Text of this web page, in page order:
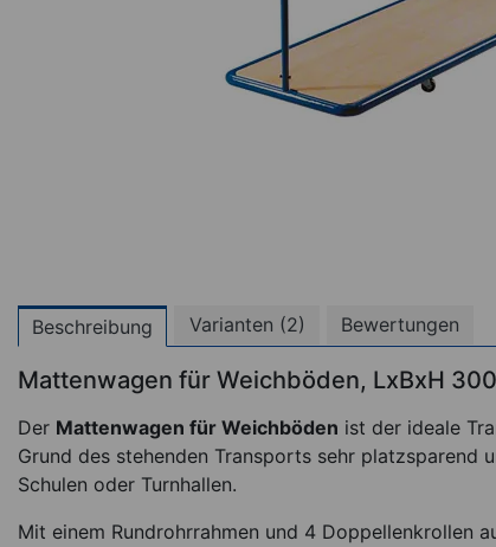
Beschreibung Varianten (2) Bewertungen
Mattenwagen für Weichböden, LxBxH
Der Mattenwagen für Weichböden ist der ideale
Grund des stehenden Transports sehr platzsparend
Schulen oder Turnhallen.
Mit einem Rundrohrrahmen und 4 Doppellenkrollen